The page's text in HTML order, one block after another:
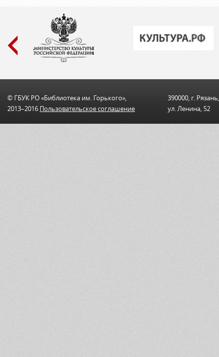
© ГБУК РО «Библиотека им. Горького»,
2013–2016 Пользовательскоe соглашениe
390000, г. Рязань,
ул. Ленина, 52